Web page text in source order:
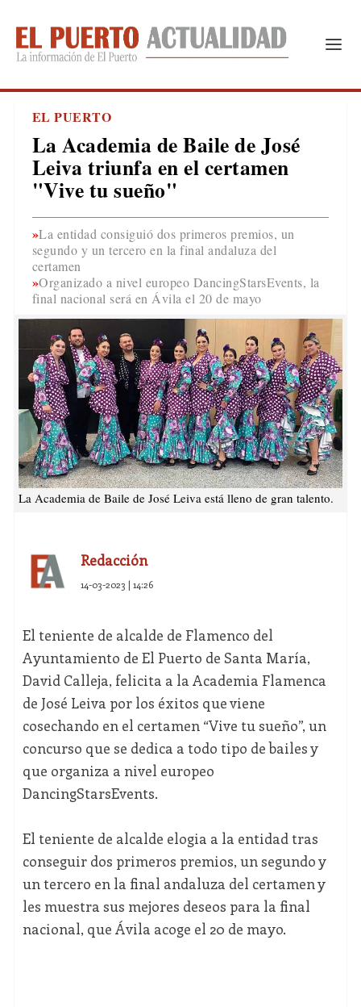
EL PUERTO
La Academia de Baile de José
Leiva triunfa en el certamen
"Vive tu sueño"
La entidad consiguió dos primeros premios, un
segundo y un tercero en la final andaluza del
certamen
Organizado a nivel europeo DancingStarsEvents, la
final nacional será en Ávila el 20 de mayo
La Academia de Baile de José Leiva está lleno de gran talento.
Redacción
14-03-2023 | 14:26
El teniente de alcalde de Flamenco del
Ayuntamiento de El Puerto de Santa María,
David Calleja, felicita a la Academia Flamenca
de José Leiva por los éxitos que viene
cosechando en el certamen “Vive tu sueño”, un
concurso que se dedica a todo tipo de bailes y
que organiza a nivel europeo
DancingStarsEvents.
El teniente de alcalde elogia a la entidad tras
conseguir dos primeros premios, un segundo y
un tercero en la final andaluza del certamen y
les muestra sus mejores deseos para la final
nacional, que Ávila acoge el 20 de mayo.